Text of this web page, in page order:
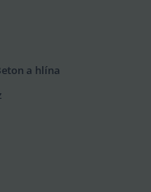
a hlína